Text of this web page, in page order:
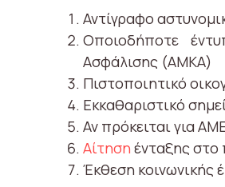
Αντίγραφο
Οποιοδήποτε
Ασφάλισης (ΑΜΚΑ)
Πιστοποιητικό
Εκκαθαριστικό
Αν πρόκειται για
Αίτηση ένταξης στο
Έκθεση κοινωνικής